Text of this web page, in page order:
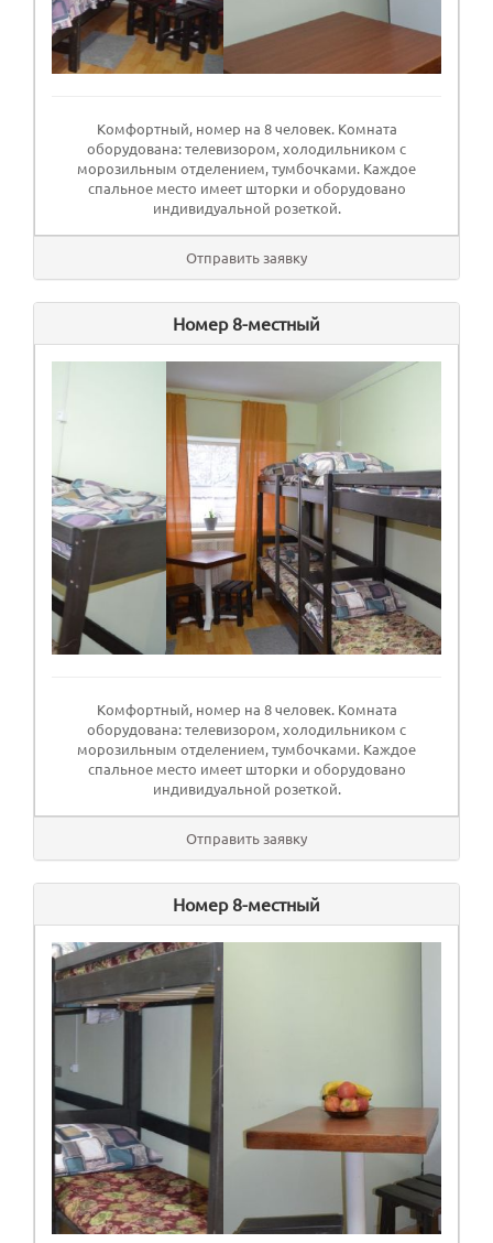
Комфортный, номер на 8 человек. Комната
оборудована: телевизором, холодильником с
морозильным отделением, тумбочками. Каждое
спальное место имеет шторки и оборудовано
индивидуальной розеткой.
Отправить заявку
Номер 8-местный
Комфортный, номер на 8 человек. Комната
оборудована: телевизором, холодильником с
морозильным отделением, тумбочками. Каждое
спальное место имеет шторки и оборудовано
индивидуальной розеткой.
Отправить заявку
Номер 8-местный